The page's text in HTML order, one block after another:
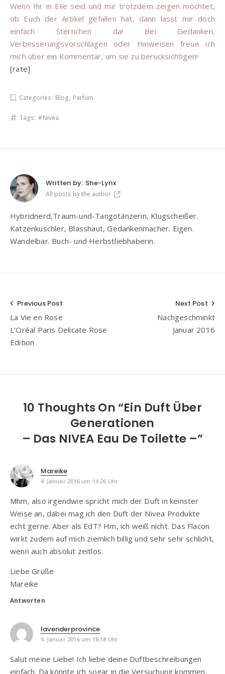
Wenn Ihr in Eile seid und mir trotzdem zeigen möchtet,
ob Euch der Artikel gefallen hat, dann lasst mir doch
einfach Sternchen da! Bei Gedanken,
Verbesserungsvorschlägen oder Hinweisen freue ich
mich über ein Kommentar, um sie zu berücksichtigen!
[rate]
Categories: Blog, Parfum
Tags: Nivea
Written by: She-Lynx
All posts by the author
Hybridnerd,Traum-und-Tangotänzerin, Klugscheißer.
Katzenkuschler, Blasshaut, Gedankenmacher. Eigen.
Wandelbar. Buch- und Herbstliebhaberin.
Beitragsnavigation
Previous Post
La Vie en Rose
L’Oréal Paris Delicate Rose
Edition
Next Post
Nachgeschminkt
Januar 2016
10 Thoughts On “Ein Duft Über
Generationen
– Das NIVEA Eau De Toilette –”
Mareike
4. Januar 2016 um 14:26 Uhr
Mhm, also irgendwie spricht mich der Duft in keinster
Weise an, dabei mag ich den Duft der Nivea Produkte
echt gerne. Aber als EdT? Hm, ich weiß nicht. Das Flacon
wirkt zudem auf mich ziemlich billig und sehr sehr schlicht,
wenn auch absolut zeitlos.
Liebe Grüße
Mareike
Antworten
lavenderprovince
4. Januar 2016 um 18:18 Uhr
Salut meine Liebe! Ich liebe deine Duftbeschreibungen
einfach. Da könnte ich sogar in die Versuchung kommen,